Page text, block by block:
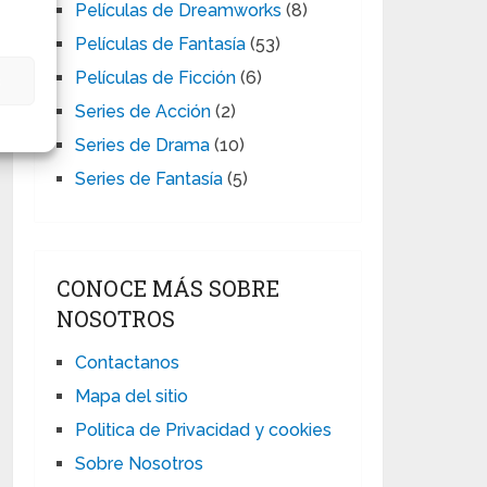
Películas de Dreamworks (8)
Películas de Fantasía (53)
Películas de Ficción (6)
Series de Acción (2)
Series de Drama (10)
Series de Fantasía (5)
CONOCE MÁS SOBRE
NOSOTROS
Contactanos
Mapa del sitio
Politica de Privacidad y cookies
Sobre Nosotros